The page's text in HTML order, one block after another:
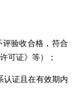
评验收合格，符合
可证》等）；
认证且在有效期内